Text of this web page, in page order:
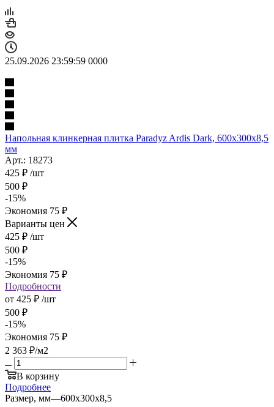
25.09.2026 23:59:59 0000
Напольная клинкерная плитка Paradyz Ardis Dark, 600x300x8,5
мм
Арт.: 18273
425 ₽ /шт
500 ₽
-15%
Экономия 75 ₽
Варианты цен
425 ₽ /шт
500 ₽
-15%
Экономия 75 ₽
Подробности
от 425 ₽ /шт
500 ₽
-15%
Экономия 75 ₽
2 363 ₽/м2
В корзину
Подробнее
Размер, мм—600х300х8,5